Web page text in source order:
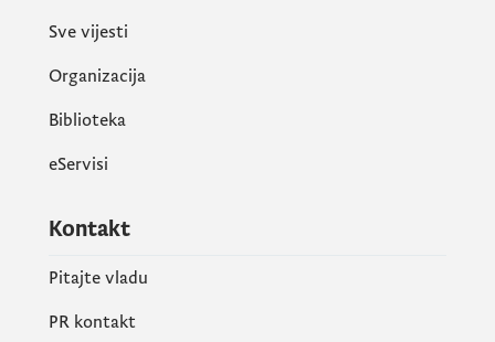
Sve vijesti
Organizacija
Biblioteka
eServisi
Kontakt
Pitajte vladu
PR kontakt